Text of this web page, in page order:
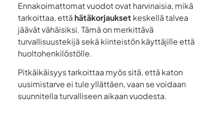
Ennakoimattomat vuodot ovat harvinaisia, mikä
tarkoittaa, että hätäkorjaukset keskellä talvea
jäävät vähäisiksi. Tämä on merkittävä
turvallisuustekijä sekä kiinteistön käyttäjille että
huoltohenkilöstölle.
Pitkäikäisyys tarkoittaa myös sitä, että katon
uusimistarve ei tule yllättäen, vaan se voidaan
suunnitella turvalliseen aikaan vuodesta.